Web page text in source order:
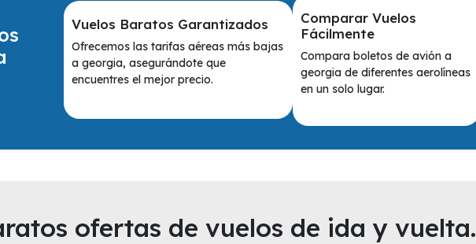
Vuelos Baratos Garantizados
Ofrecemos las tarifas aéreas más bajas
a georgia, asegurándote que
encuentres el mejor precio.
Comparar Vuelos
Fácilmente
Compara boletos de avión a
georgia de diferentes aerolíneas
en un solo lugar.
ofertas de vuelos de ida y vuelta.